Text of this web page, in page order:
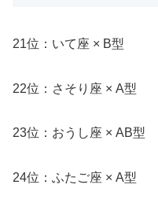
21位：いて座 × B型
22位：さそり座 × A型
23位：おうし座 × AB型
24位：ふたご座 × A型